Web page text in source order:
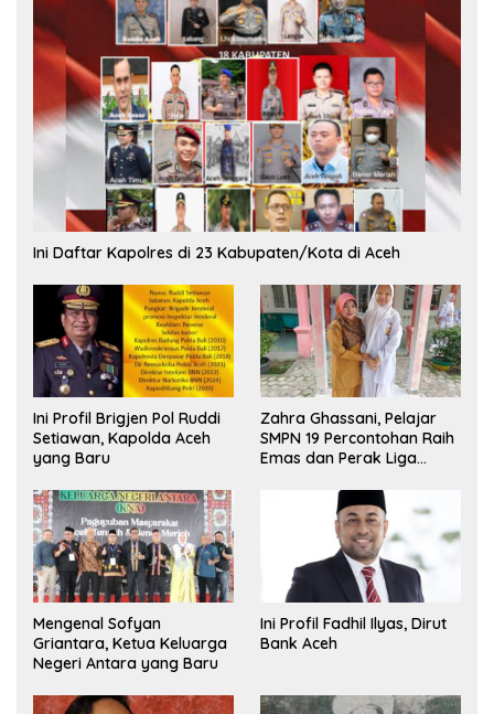
Ini Daftar Kapolres di 23 Kabupaten/Kota di Aceh
Ini Profil Brigjen Pol Ruddi
Setiawan, Kapolda Aceh
yang Baru
Zahra Ghassani, Pelajar
SMPN 19 Percontohan Raih
Emas dan Perak Liga
Mengenal Sofyan
Griantara, Ketua Keluarga
Negeri Antara yang Baru
Ini Profil Fadhil Ilyas, Dirut
Bank Aceh